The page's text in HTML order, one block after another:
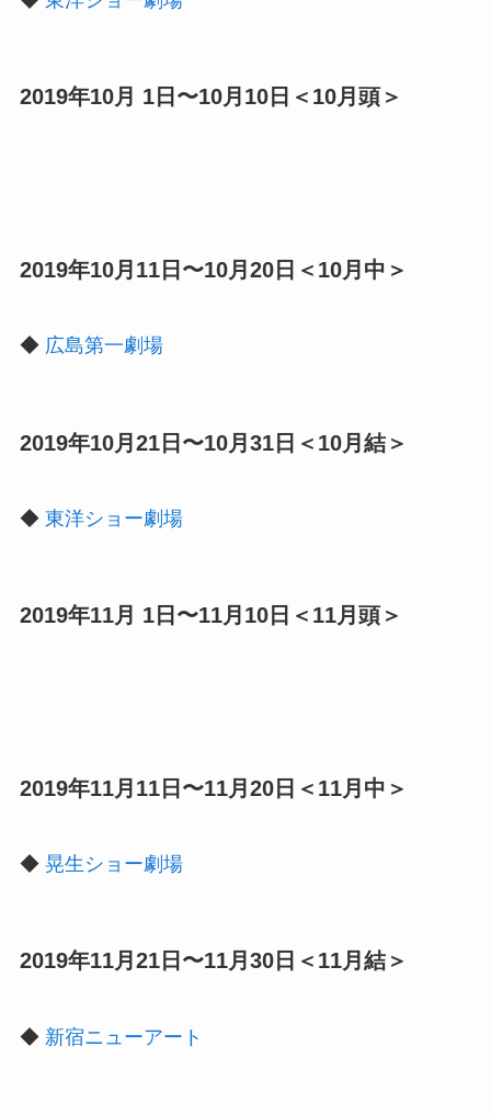
2019年10月 1日〜10月10日＜10月頭＞
2019年10月11日〜10月20日＜10月中＞
◆ 広島第一劇場
2019年10月21日〜10月31日＜10月結＞
◆ 東洋ショー劇場
2019年11月 1日〜11月10日＜11月頭＞
2019年11月11日〜11月20日＜11月中＞
◆ 晃生ショー劇場
2019年11月21日〜11月30日＜11月結＞
◆ 新宿ニューアート